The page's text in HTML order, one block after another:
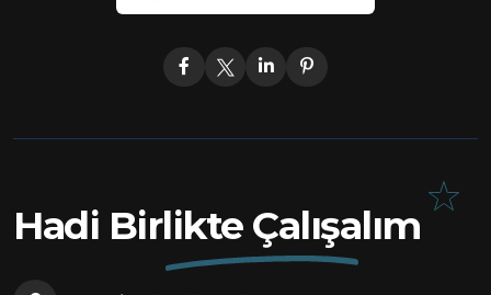
Hadi Birlikte Çalışalım